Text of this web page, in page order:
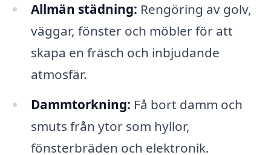
Allmän städning: Rengöring av golv,
väggar, fönster och möbler för att
skapa en fräsch och inbjudande
atmosfär.
Dammtorkning: Få bort damm och
smuts från ytor som hyllor,
fönsterbräden och elektronik.